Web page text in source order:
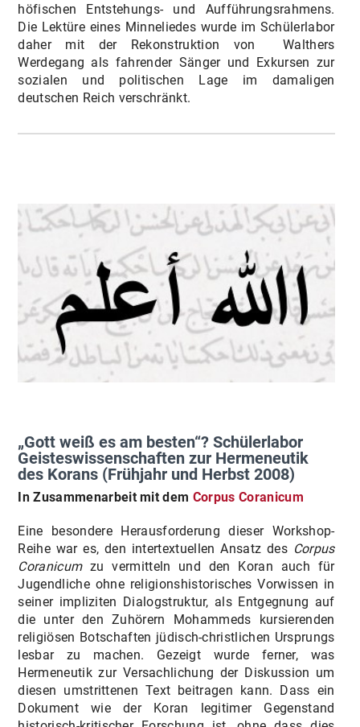
höfischen Entstehungs- und Aufführungsrahmens.
Die Lektüre eines Minneliedes wurde im Schülerlabor
daher mit der Rekonstruktion von Walthers
Werdegang als fahrender Sänger und Exkursen zur
sozialen und politischen Lage im damaligen
deutschen Reich verschränkt.
„Gott weiß es am besten“? Schülerlabor
Geisteswissenschaften zur Hermeneutik
des Korans (Frühjahr und Herbst 2008)
In Zusammenarbeit mit dem Corpus Coranicum
Eine besondere Herausforderung dieser Workshop-
Reihe war es, den intertextuellen Ansatz des Corpus
Coranicumzu vermitteln und den Koran auch für
Jugendliche ohne religionshistorisches Vorwissen in
seiner impliziten Dialogstruktur, als Entgegnung auf
die unter den Zuhörern Mohammeds kursierenden
religiösen Botschaften jüdisch-christlichen Ursprungs
lesbar zu machen. Gezeigt wurde ferner, was
Hermeneutik zur Versachlichung der Diskussion um
diesen umstrittenen Text beitragen kann. Dass ein
Dokument wie der Koran legitimer Gegenstand